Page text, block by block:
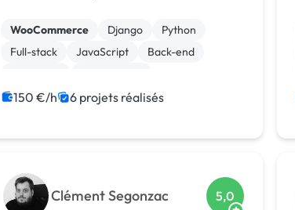
WooCommerce Django
Python
Full-stack
JavaScript
Back-end
Site E-commerce
CSS, HTML, XML
150 €/h 6 projets réalisés
Clément Segonzac 5,0